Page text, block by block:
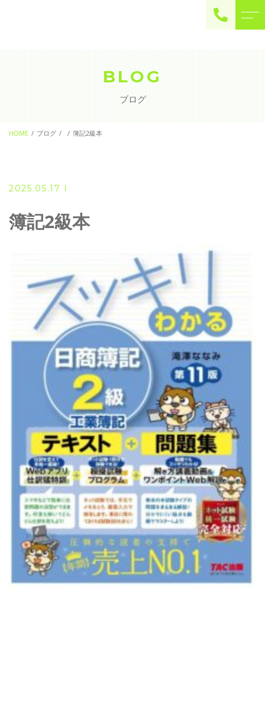
BLOG
ブログ
HOME ブログ 簿記2級本
2025.05.17
簿記2級本